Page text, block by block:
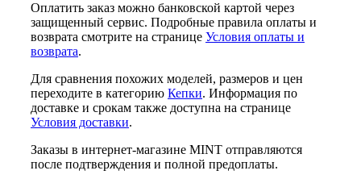
Оплатить заказ можно банковской картой через
защищенный сервис. Подробные правила оплаты и
возврата смотрите на странице Условия оплаты и
возврата.
Для сравнения похожих моделей, размеров и цен
переходите в категорию Кепки. Информация по
доставке и срокам также доступна на странице
Условия доставки.
Заказы в интернет-магазине MINT отправляются
после подтверждения и полной предоплаты.